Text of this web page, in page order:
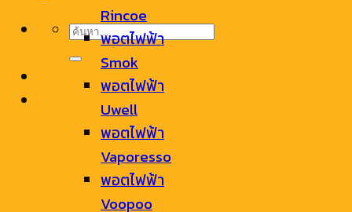
ค้นหา:
Rincoe
พอตไฟฟ้า
Smok
พอตไฟฟ้า
Uwell
พอตไฟฟ้า
Vaporesso
พอตไฟฟ้า
Voopoo